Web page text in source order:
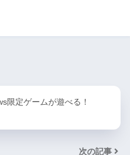
限定ゲームが遊べる！
次の記事